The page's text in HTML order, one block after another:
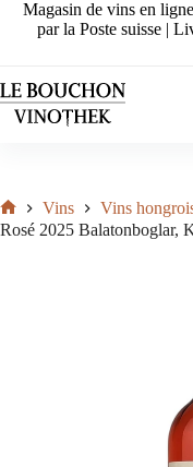
PasserMagasin de vins en
par la Poste suisse |
Accueil
Vins Vins
Rosé 2025 Balatonboglar,